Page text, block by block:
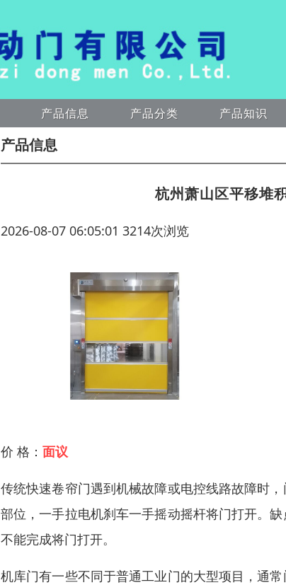
产品信息 产品分类 产品知识
产品信息
杭州萧山区平移堆
2026-08-07 06:05:01 3214次浏览
价 格： 面议
传统快速卷帘门遇到机械故障或电控线路故障时
部位，一手拉电机刹车一手摇动摇杆将门打开。
不能完成将门打开。
机库门有一些不同于普通工业门的大型项目，通